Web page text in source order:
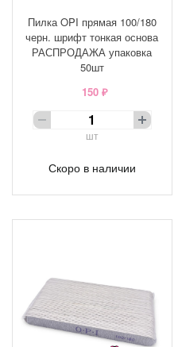
Пилка OPI прямая 100/180
черн. шрифт тонкая основа
РАСПРОДАЖА упаковка
50шт
150 ₽
шт
Скоро в наличии